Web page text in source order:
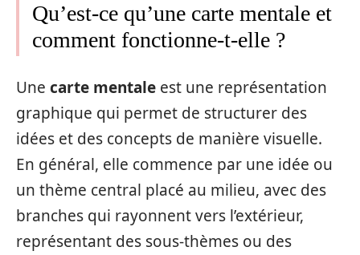
Qu’est-ce qu’une carte mentale et
comment fonctionne-t-elle ?
Une carte mentale est une représentation
graphique qui permet de structurer des
idées et des concepts de manière visuelle.
En général, elle commence par une idée ou
un thème central placé au milieu, avec des
branches qui rayonnent vers l’extérieur,
représentant des sous-thèmes ou des